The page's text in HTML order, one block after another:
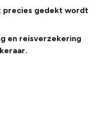
precies gedekt wordt
en reisverzekering